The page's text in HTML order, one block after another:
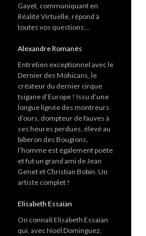
Gayet, communiquant en
Réalité Virtuelle, répond à
toutes vos questions…
Alexandre Romanès
Entretien exceptionnel avec le
Dernier des Mohicans, le
créateur du dernier cirque
tsigane d’Europe ! Issu d’une
longue lignée des montreurs
d’ours, dompteur de fauves à
ses heures perdues, élevé au
biberon des Bougions,
l’homme est également poète
et fut un grand ami de Jean
Genet et Christian Bobin. Un
artiste complet !
Elisabeth Essaïan
On connait Elisabeth Essaïan
qui, avec Noël Dominguez,